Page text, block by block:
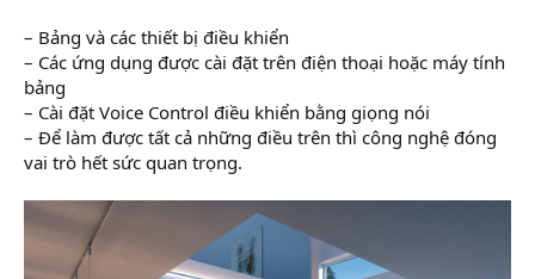
– Bảng và các thiết bị điều khiển
– Các ứng dụng được cài đặt trên điện thoại hoặc máy tính
bảng
– Cài đặt Voice Control điều khiển bằng giọng nói
– Để làm được tất cả những điều trên thì công nghệ đóng
vai trò hết sức quan trọng.